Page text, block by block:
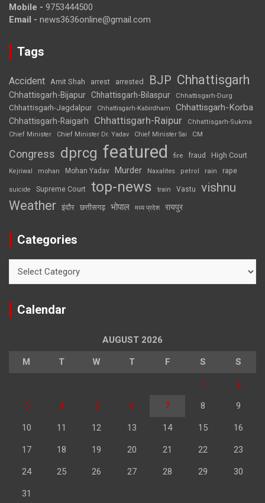
Mobile - 9753444500
Email - news3636online@gmail.com
Tags
Accident Amit Shah arrest arrested BJP Chhattisgarh
Chhattisgarh-Bijapur Chhattisgarh-Bilaspur Chhattisgarh-Durg
Chhattisgarh-Jagdalpur Chhattisgarh-Kabirdham Chhattisgarh-Korba
Chhattisgarh-Raigarh Chhattisgarh-Raipur
Chhattisgarh-Sukma
Chief Minister
Chief Minister Dr. Yadav Chief Minister Sai CM
Congress dprcg featured fire fraud High Court
Kejriwal mohan Mohan Yadav Murder Naxalites petrol rain rape
suicide Supreme Court top-news train Vastu vishnu
Weather इंदौर छत्तीसगढ़ भोपाल मध्य प्रदेश रायपुर
Categories
Calendar
AUGUST 2026
M T W T F S S
1 2
3 4 5 6 7 8 9
10 11 12 13 14 15 16
17 18 19 20 21 22 23
24 25 26 27 28 29 30
31